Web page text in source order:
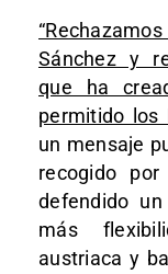
Sánchez y
que ha
permitido los
un mensaje
recogido
defendido
más
austriaca y